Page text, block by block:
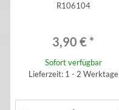
R106104
3,90 € *
Sofort verfügbar
Lieferzeit: 1 - 2 Werktage